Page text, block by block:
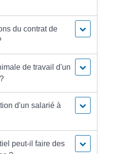
du contrat de
de travail d'un
d'un salarié à
peut-il faire des